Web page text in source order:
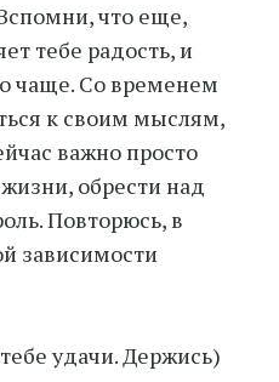
что еще,
тебе радость, и
чаще. Со временем
к своим мыслям,
важно просто
обрести над
Повторюсь, в
зависимости
удачи. Держись)